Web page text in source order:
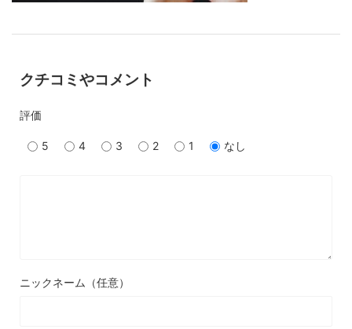
クチコミやコメント
評価
5 4 3 2 1 なし
ニックネーム（任意）